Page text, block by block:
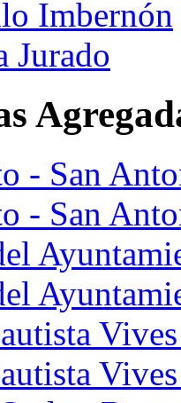
Imbernón
Jurado
- San
- San